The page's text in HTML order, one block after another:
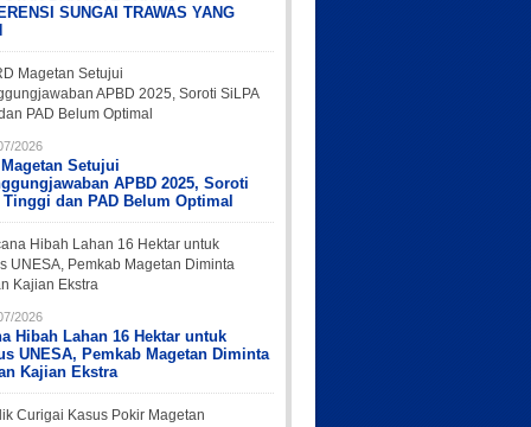
SUNGAI TRAWAS YANG
2026
Magetan Setujui
APBD 2025, Soroti
Tinggi dan PAD Belum Optimal
2026
Hibah Lahan 16 Hektar untuk
UNESA, Pemkab Magetan Diminta
Kajian Ekstra